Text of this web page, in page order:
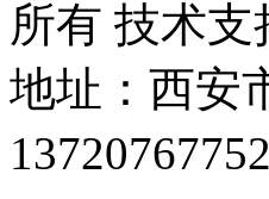
所有 技术支
地址：西安